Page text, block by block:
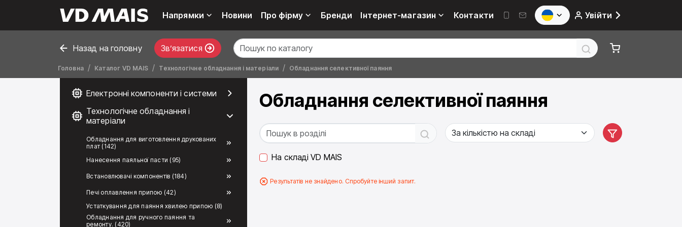
Напрямки Новини Про фірму Бренди Інтернет-магазин Контакти Увійти
Назад на головну Звʼязатися
Головна Каталог VD MAIS Технологічне обладнання і матеріали Обладнання селективної паяння
Електронні компоненти і системи
Технологічне обладнання і
матеріали
Обладнання для виготовлення друкованих
плат (142)
Нанесення паяльної пасти (95)
Встановлювачі компонентів (184)
Печі оплавлення припою (42)
Устаткування для паяння хвилею припою (8)
Обладнання для ручного паяння та
ремонту. (420)
Обладнання селективної паяння
На складі VD MAIS
Результатів не знайдено. Спробуйте інший запит.